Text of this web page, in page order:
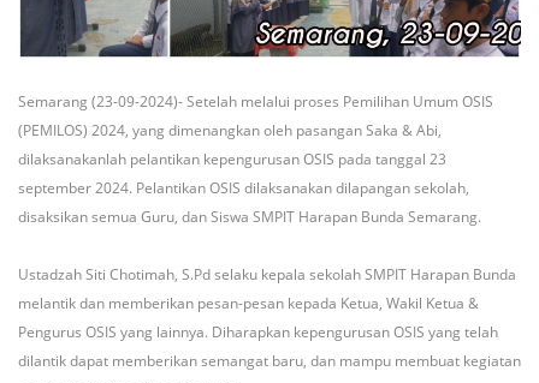
Semarang (23-09-2024)- Setelah melalui proses Pemilihan Umum OSIS
(PEMILOS) 2024, yang dimenangkan oleh pasangan Saka & Abi,
dilaksanakanlah pelantikan kepengurusan OSIS pada tanggal 23
september 2024. Pelantikan OSIS dilaksanakan dilapangan sekolah,
disaksikan semua Guru, dan Siswa SMPIT Harapan Bunda Semarang.
Ustadzah Siti Chotimah, S.Pd selaku kepala sekolah SMPIT Harapan Bunda
melantik dan memberikan pesan-pesan kepada Ketua, Wakil Ketua &
Pengurus OSIS yang lainnya. Diharapkan kepengurusan OSIS yang telah
dilantik dapat memberikan semangat baru, dan mampu membuat kegiatan